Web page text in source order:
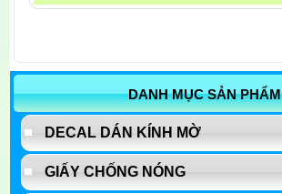
DANH MỤC SẢN PHẨM
DECAL DÁN KÍNH MỜ
GIẤY CHỐNG NÓNG